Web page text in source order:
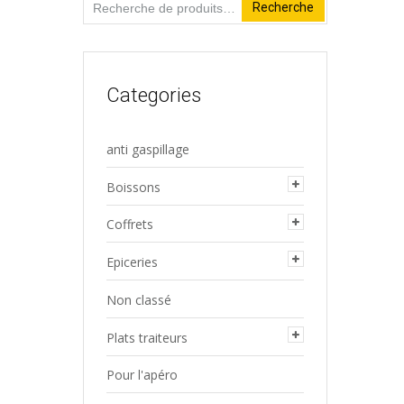
pour :
Recherche
Categories
anti gaspillage
Boissons
Coffrets
Epiceries
Non classé
Plats traiteurs
Pour l'apéro